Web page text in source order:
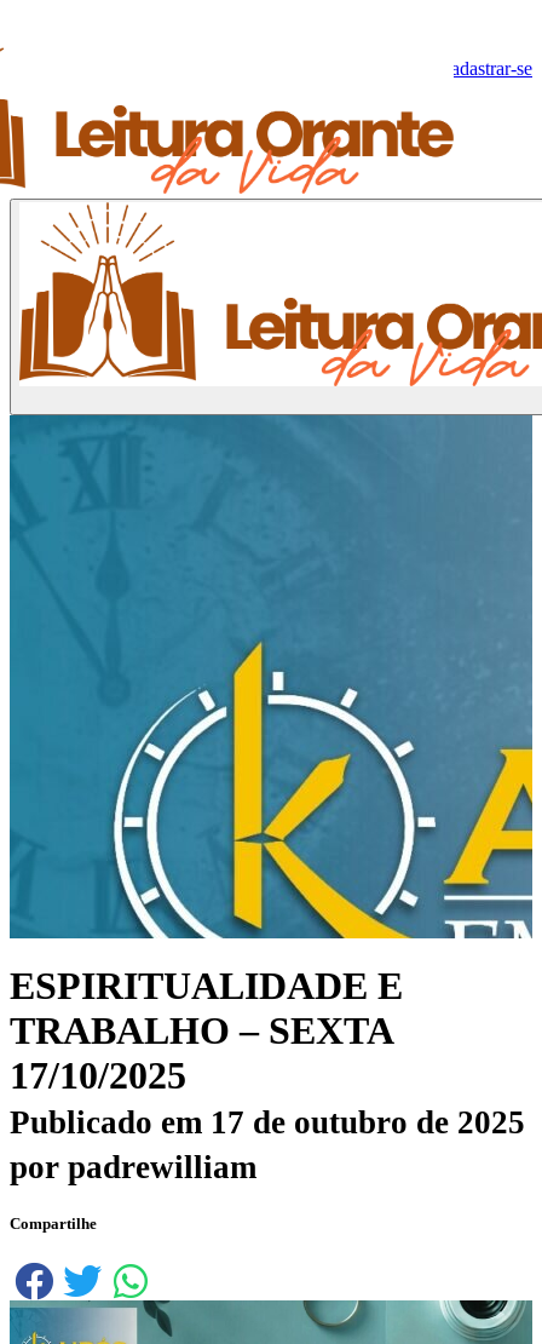
Cadastrar-se
ESPIRITUALIDADE E
TRABALHO – SEXTA
17/10/2025
Publicado em 17 de outubro de 2025
por padrewilliam
Compartilhe